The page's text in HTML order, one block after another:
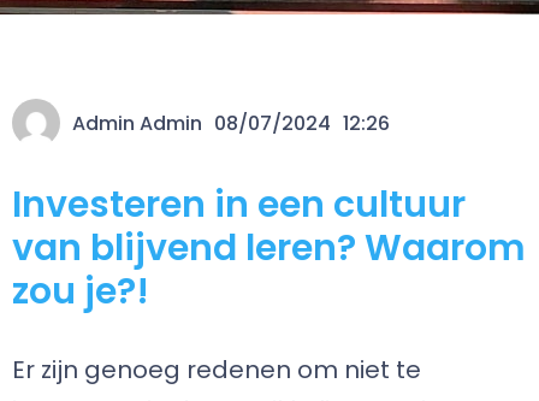
Admin Admin 08/07/2024 12:26
Investeren in een cultuur
van blijvend leren? Waarom
zou je?!
Er zijn genoeg redenen om niet te